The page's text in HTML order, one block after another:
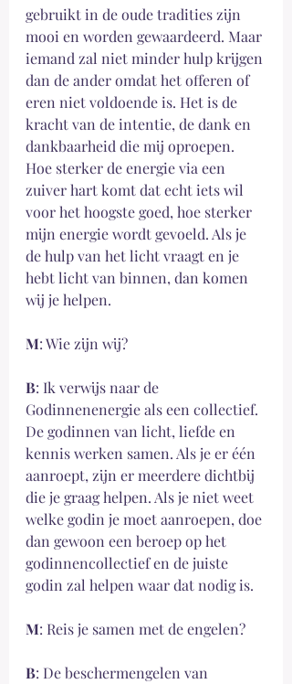
gebruikt in de oude tradities zijn
mooi en worden gewaardeerd. Maar
iemand zal niet minder hulp krijgen
dan de ander omdat het offeren of
eren niet voldoende is. Het is de
kracht van de intentie, de dank en
dankbaarheid die mij oproepen.
Hoe sterker de energie via een
zuiver hart komt dat echt iets wil
voor het hoogste goed, hoe sterker
mijn energie wordt gevoeld. Als je
de hulp van het licht vraagt en je
hebt licht van binnen, dan komen
wij je helpen.
M: Wie zijn wij?
B: Ik verwijs naar de
Godinnenenergie als een collectief.
De godinnen van licht, liefde en
kennis werken samen. Als je er één
aanroept, zijn er meerdere dichtbij
die je graag helpen. Als je niet weet
welke godin je moet aanroepen, doe
dan gewoon een beroep op het
godinnencollectief en de juiste
godin zal helpen waar dat nodig is.
M: Reis je samen met de engelen?
B: De beschermengelen van